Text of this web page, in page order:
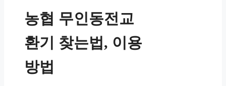
농협 무인동전교
환기 찾는법, 이용
방법